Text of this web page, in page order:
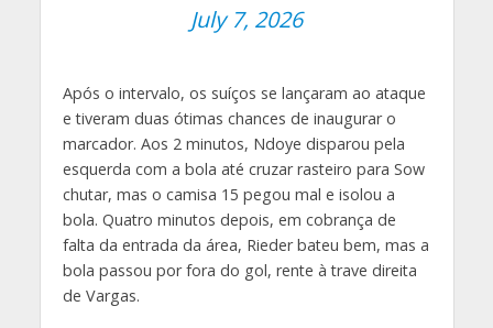
July 7, 2026
Após o intervalo, os suíços se lançaram ao ataque
e tiveram duas ótimas chances de inaugurar o
marcador. Aos 2 minutos, Ndoye disparou pela
esquerda com a bola até cruzar rasteiro para Sow
chutar, mas o camisa 15 pegou mal e isolou a
bola. Quatro minutos depois, em cobrança de
falta da entrada da área, Rieder bateu bem, mas a
bola passou por fora do gol, rente à trave direita
de Vargas.